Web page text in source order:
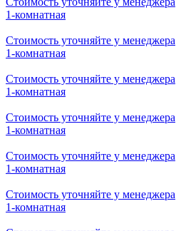
Стоимость уточняйте у менеджера
3-комнатная
Стоимость уточняйте у менеджера
3-комнатная
Стоимость уточняйте у менеджера
1-комнатная
Стоимость уточняйте у менеджера
1-комнатная
Стоимость уточняйте у менеджера
1-комнатная
Стоимость уточняйте у менеджера
1-комнатная